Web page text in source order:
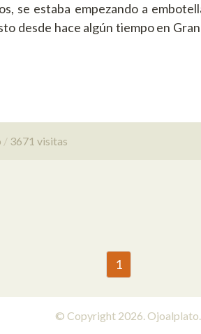
se estaba empezando a
desde hace algún tiempo en
3671 visitas
1
© Copyright 2026.